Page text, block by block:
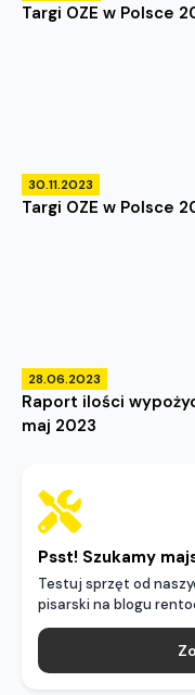
Targi OZE w Polsce
30.11.2023
Targi OZE w Polsce
28.06.2023
Raport ilości
maj 2023
Psst! Szukamy
Testuj sprzęt od
pisarski na blogu